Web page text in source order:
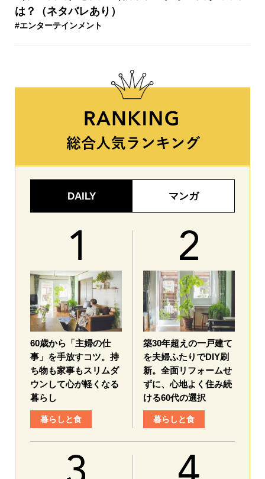
は？（ネタバレあり）
#エンターテインメント
DAILY マンガ
60歳から「主婦の仕
事」を手放すコツ。持
ち物も家事もスリムダ
ウンして心が軽くなる
暮らし
暮らしと食
築30年超えの一戸建て
を夫婦ふたりでDIY刷
新。全面リフォームせ
ずに、心地よく住み続
ける60代の選択
暮らしと食